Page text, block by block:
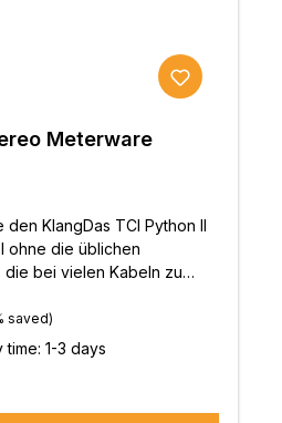
Meterware
den KlangDas TCI Python II
ohne die üblichen
die bei vielen Kabeln zu
detaillierte
und Raumfahrt
mit PE-
saved)
1-3 days